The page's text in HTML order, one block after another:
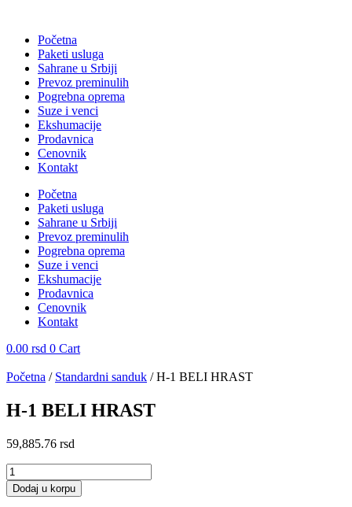
sadržajPočetna
Paketi usluga
Sahrane u Srbiji
Prevoz preminulih
Pogrebna oprema
Suze i venci
Ekshumacije
Prodavnica
Cenovnik
Kontakt
Početna
Paketi usluga
Sahrane u Srbiji
Prevoz preminulih
Pogrebna oprema
Suze i venci
Ekshumacije
Prodavnica
Cenovnik
Kontakt
0.00 rsd 0 Cart
Početna / Standardni sanduk / H-1 BELI HRAST
H-1 BELI HRAST
59,885.76 rsd
H-
1
BELI
Dodaj u korpu